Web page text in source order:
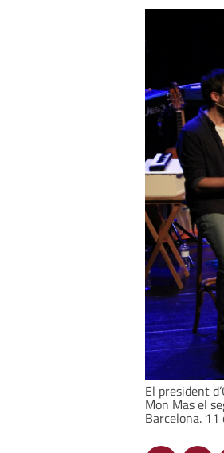
El president
Mon Mas el
Barcelona.